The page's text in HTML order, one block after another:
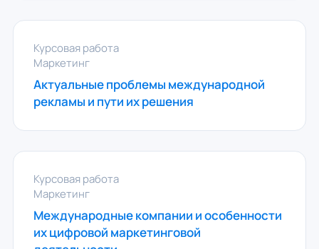
Курсовая работа
Маркетинг
Актуальные проблемы международной
рекламы и пути их решения
Курсовая работа
Маркетинг
Международные компании и особенности
их цифровой маркетинговой